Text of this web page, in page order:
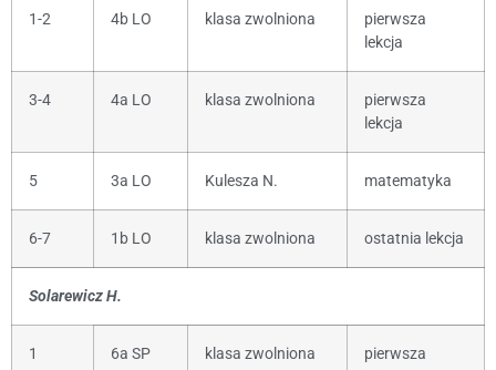
1-2 4b LO klasa zwolniona
pierwsza
lekcja
3-4 4a LO klasa zwolniona
pierwsza
lekcja
5 3a LO Kulesza N. matematyka
6-7 1b LO klasa zwolniona ostatnia lekcja
Solarewicz H.
1 6a SP klasa zwolniona
pierwsza